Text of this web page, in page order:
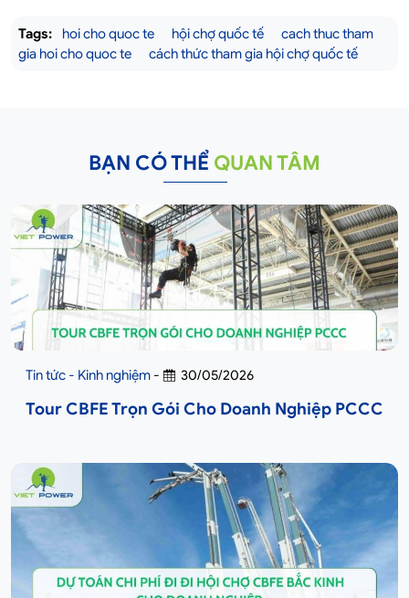
Tags: hoi cho quoc te hội chợ quốc tế
cach thuc tham
gia hoi cho quoc te
cách thức tham gia hội chợ quốc tế
BẠN CÓ THỂ QUAN TÂM
Tin tức - Kinh nghiệm - 30/05/2026
Tour CBFE Trọn Gói Cho Doanh Nghiệp PCCC